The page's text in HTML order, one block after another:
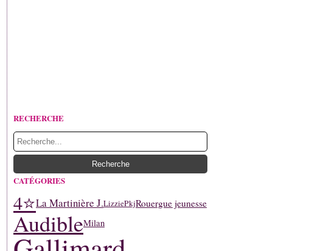
RECHERCHE
CATÉGORIES
4⭐La Martinière J.LizziePkjRouergue jeunesse
AudibleMilan